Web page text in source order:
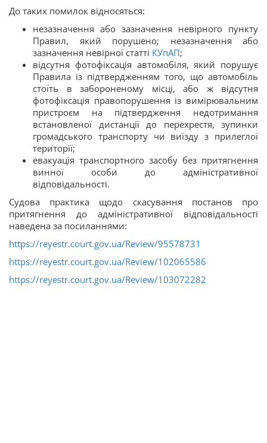
До таких помилок відносяться:
незазначення або зазначення невірного пункту
Правил, який порушено; незазначення або
зазначення невірної статті КУпАП;
відсутня фотофіксація автомобіля, який порушує
Правила із підтвердженням того, що автомобіль
стоїть в забороненому місці, або ж відсутня
фотофіксація правопорушення із вимірювальним
пристроєм на підтвердження недотримання
встановленої дистанції до перехрестя, зупинки
громадського транспорту чи виїзду з прилеглої
території;
евакуація транспортного засобу без притягнення
винної особи до адміністративної
відповідальності.
Судова практика щодо скасування постанов про
притягнення до адміністративної відповідальності
наведена за посиланнями:
https://reyestr.court.gov.ua/Review/95578731
https://reyestr.court.gov.ua/Review/102065586
https://reyestr.court.gov.ua/Review/103072282